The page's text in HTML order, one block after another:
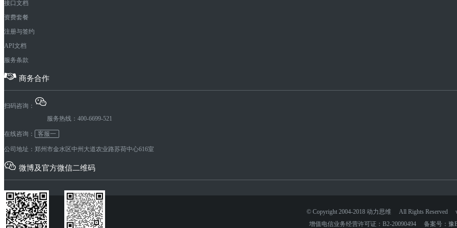
接口文档
资费套餐
注册与签约
API文档
服务条款
商务合作
扫码咨询：
服务热线：400-6699-521
在线咨询： 客服一
公司地址：郑州市金水区中州大道农业路苏荷中心616室
微博及官方微信二维码
© Copyright 2004-2018 动力思维 All Rights Reserved
增值电信业务经营许可证：B2-20090494 备案号：豫